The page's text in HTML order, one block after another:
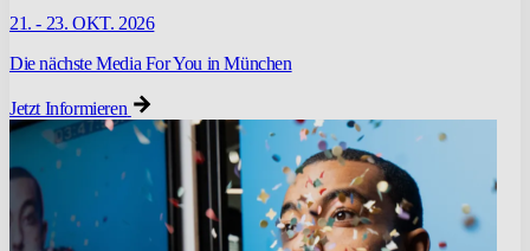
21. - 23. OKT. 2026
Die nächste Media For You in München
Jetzt Informieren